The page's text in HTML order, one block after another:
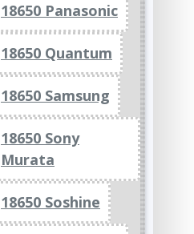
18650 Panasonic
18650 Quantum
18650 Samsung
18650 Sony
Murata
18650 Soshine